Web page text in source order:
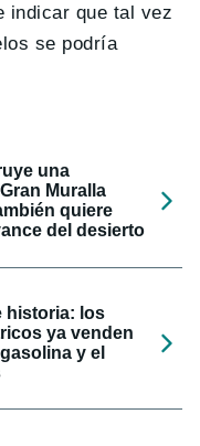
indicar que tal vez
se podría
una
Muralla
quiere
del desierto
historia: los
ya venden
y el